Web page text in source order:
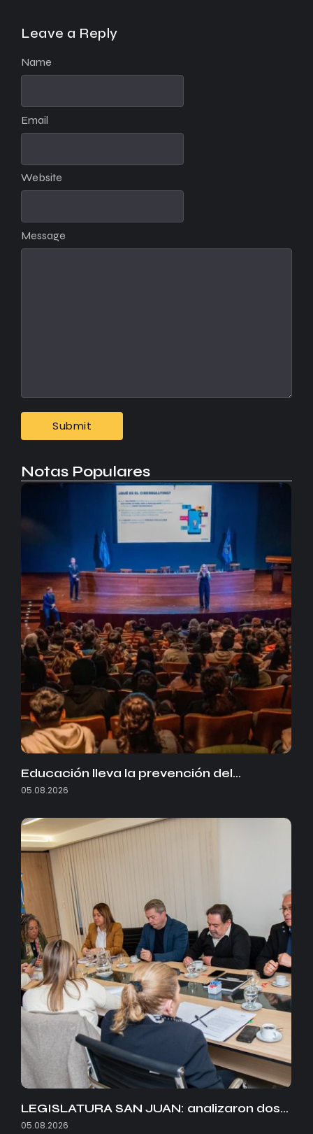
Leave a Reply
Message
Name
Email
Website
Notas Populares
Educación lleva la prevención del…
05.08.2026
LEGISLATURA SAN JUAN: analizaron dos…
05.08.2026